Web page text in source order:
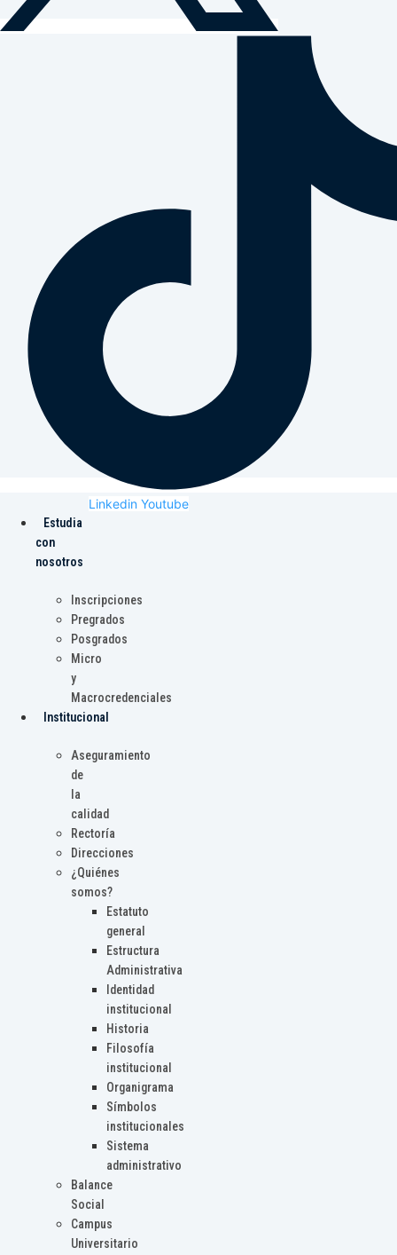
Linkedin Youtube
Estudia
con
nosotros
Inscripciones
Pregrados
Posgrados
Micro
y
Macrocredenciales
Institucional
Aseguramiento
de
la
calidad
Rectoría
Direcciones
¿Quiénes
somos?
Estatuto
general
Estructura
Administrativa
Identidad
institucional
Historia
Filosofía
institucional
Organigrama
Símbolos
institucionales
Sistema
administrativo
Balance
Social
Campus
Universitario